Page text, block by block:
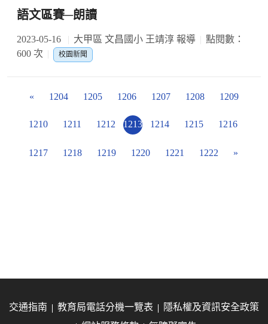
語文區賽─朗讀
2023-05-16 大甲區 文昌國小 王靖淳 報導
點閱數：
600 次
校園新聞
« 1204 1205 1206 1207 1208 1209
1210 1211 1212 1213 1214 1215 1216
1217 1218 1219 1220 1221 1222 »
交通指南 教育局電話分機一覽表
隱私權及資訊安全政策